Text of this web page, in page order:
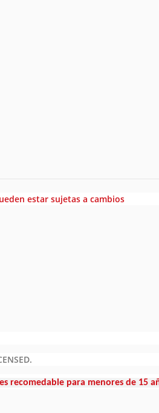
estar sujetas a cambios
recomedable para menores de 15